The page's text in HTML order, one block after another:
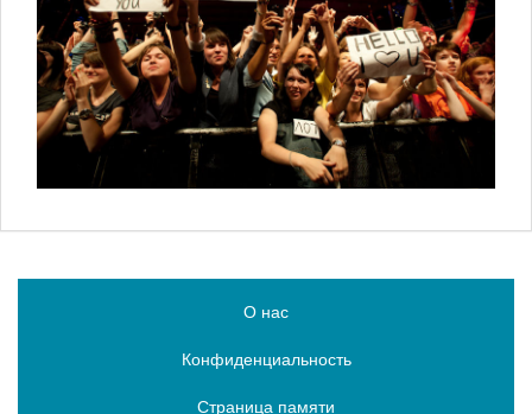
О нас
Конфиденциальность
Страница памяти